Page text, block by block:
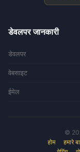
डेवलपर जानकारी
डेवलपर
वेबसाइट
ईमेल
©
होम
हमारे